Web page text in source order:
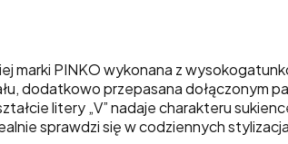
marki PINKO wykonana z
dodatkowo przepasana dołączonym
litery „V” nadaje charakteru
sprawdzi się w codziennych